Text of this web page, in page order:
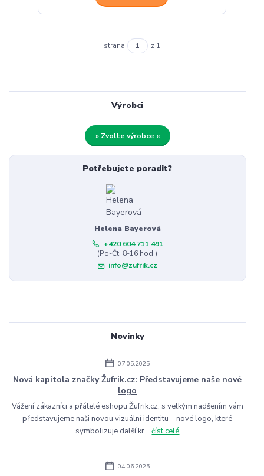
strana z 1
Potřebujete poradit?
Helena Bayerová
+420 604 711 491
(Po-Čt, 8-16 hod.)
info@zufrik.cz
Novinky
07.05.2025
Nová kapitola značky Žufrik.cz: Představujeme naše nové
logo
Vážení zákazníci a přátelé eshopu Žufrik.cz, s velkým nadšením vám
představujeme naši novou vizuální identitu – nové logo, které
symbolizuje další kr...číst celé
04.06.2025
Výrobci
» Zvolte výrobce «